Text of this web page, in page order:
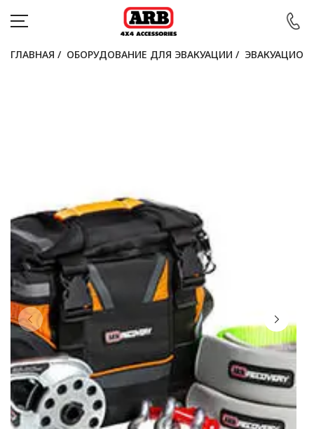
БЛОГ
ПОКУПАТЕЛЯМ
КОНТАКТЫ
Войти
Выбор языка
Выбор валюты
ГЛАВНАЯ / ОБОРУДОВАНИЕ ДЛЯ ЭВАКУАЦИИ /